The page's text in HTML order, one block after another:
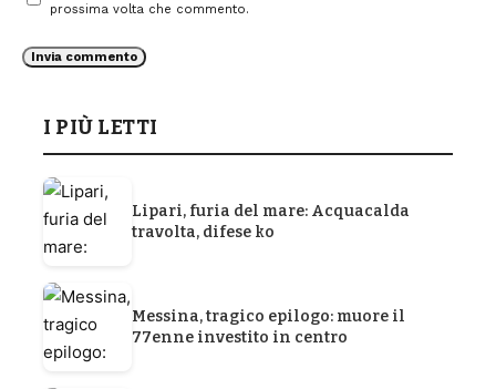
prossima volta che commento.
I PIÙ LETTI
Lipari, furia del mare: Acquacalda
travolta, difese ko
Messina, tragico epilogo: muore il
77enne investito in centro